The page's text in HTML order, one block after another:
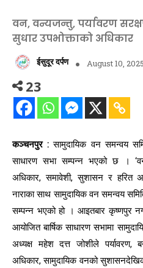
वन, वन्यजन्तु, पर्यावरण
सुधार उपभोक्ताको अधिकार
ईसुदूर दर्पण August 10, 2025
23
कञ्चनपुर : सामुदायिक वन समन्वय
साधारण सभा सम्पन्न भएको छ ।
अधिकार, समावेशी, सुशासन र हरित
नाराका साथ सामुदायिक वन समन्वय
सम्पन्न भएको हो । आइतबार कृष्णपुर
आयोजित बार्षिक साधारण सभामा
अध्यक्ष महेश दत्त जोशीले पर्यावरण,
अधिकार, सामुदायिक वनको